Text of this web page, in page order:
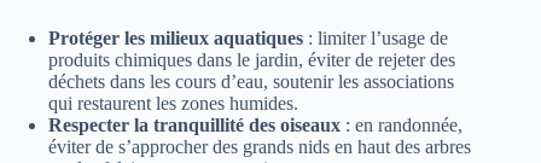
Protéger les milieux aquatiques : limiter l’usage de
produits chimiques dans le jardin, éviter de rejeter des
déchets dans les cours d’eau, soutenir les associations
qui restaurent les zones humides.
Respecter la tranquillité des oiseaux : en randonnée,
éviter de s’approcher des grands nids en haut des arbres